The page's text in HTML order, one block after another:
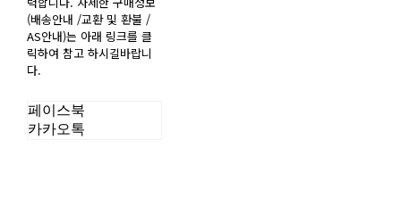
(배송안내 /교환 및 환불 /
AS안내)는 아래 링크를 클
릭하여 참고 하시길바랍니
다.
페이스북
카카오톡